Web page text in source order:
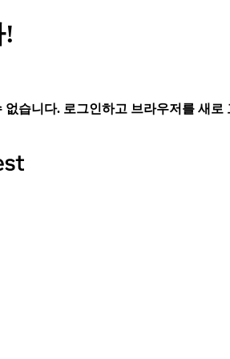
없습니다. 로그인하고 브라우저를 새로